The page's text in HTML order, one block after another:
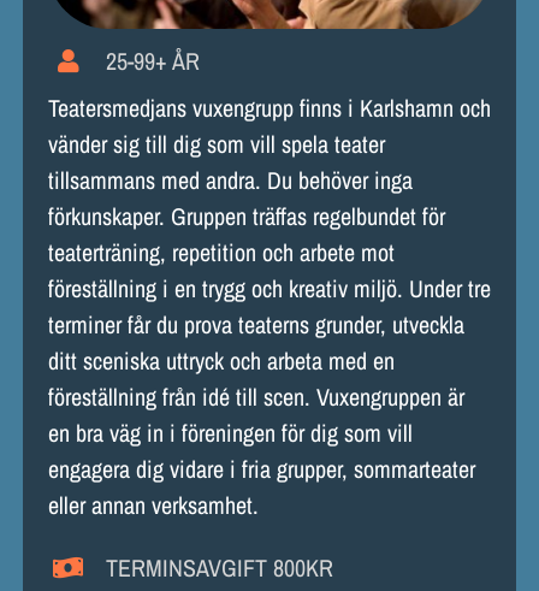
25-99+ ÅR
Teatersmedjans vuxengrupp finns i Karlshamn och
vänder sig till dig som vill spela teater
tillsammans med andra. Du behöver inga
förkunskaper. Gruppen träffas regelbundet för
teaterträning, repetition och arbete mot
föreställning i en trygg och kreativ miljö. Under tre
terminer får du prova teaterns grunder, utveckla
ditt sceniska uttryck och arbeta med en
föreställning från idé till scen. Vuxengruppen är
en bra väg in i föreningen för dig som vill
engagera dig vidare i fria grupper, sommarteater
eller annan verksamhet.
TERMINSAVGIFT 800KR